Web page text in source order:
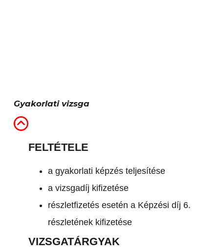
Gyakorlati vizsga
FELTÉTELE
a gyakorlati képzés teljesítése
a vizsgadíj kifizetése
részletfizetés esetén a Képzési díj 6.
részletének kifizetése
VIZSGATÁRGYAK